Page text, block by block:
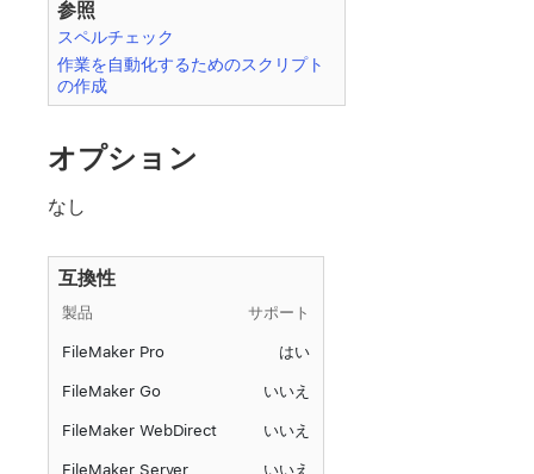
参照
スペルチェック
作業を自動化するためのスクリプト
の作成
オプション
なし
互換性
製品 サポート
FileMaker Pro はい
FileMaker Go いいえ
FileMaker WebDirect いいえ
FileMaker Server いいえ